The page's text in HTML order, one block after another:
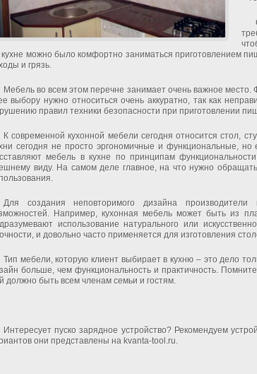
можно было комфортно заниматься приготовлением
и грязь.
Мебель во всем этом перечне занимает очень важное место.
выбору нужно относиться очень аккуратно, так как
правил техники безопасности при приготовлении
К современной кухонной мебели сегодня относится стол,
сегодня не просто эргономичные и функциональные,
мебель в кухне по принципам
виду. На самом деле главное, на что нужно
Для создания неповторимого дизайна
Например, кухонная мебель может быть из
использование натурального или
и довольно часто применяется для изготовления
Тип мебели, которую клиент выбирает в кухню – это дело
больше, чем функциональность и практичность.
должно быть всем членам семьи и гостям.
Интересует пуско зарядное устройство? Рекомендуем
они представлены на kvanta-tool.ru.